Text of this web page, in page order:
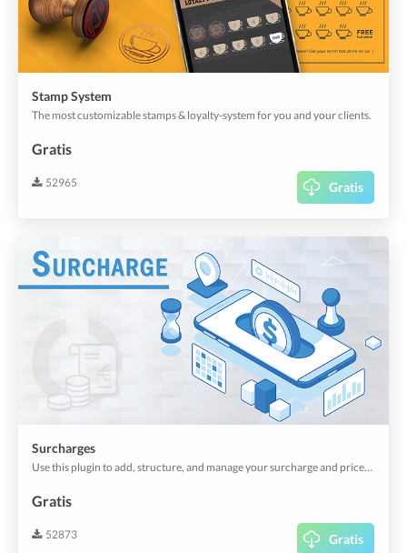
Stamp System
The most customizable stamps & loyalty-system for you and your clients.
Gratis
52965 Gratis
Surcharges
Use this plugin to add, structure, and manage your surcharge and prices. Useful for shipping prices, service charges or similar.
Gratis
52873 Gratis